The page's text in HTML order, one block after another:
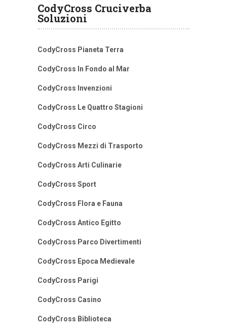
CodyCross Cruciverba
Soluzioni
CodyCross Pianeta Terra
CodyCross In Fondo al Mar
CodyCross Invenzioni
CodyCross Le Quattro Stagioni
CodyCross Circo
CodyCross Mezzi di Trasporto
CodyCross Arti Culinarie
CodyCross Sport
CodyCross Flora e Fauna
CodyCross Antico Egitto
CodyCross Parco Divertimenti
CodyCross Epoca Medievale
CodyCross Parigi
CodyCross Casino
CodyCross Biblioteca